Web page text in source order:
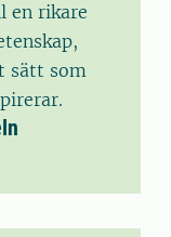
en rikare
sätt som